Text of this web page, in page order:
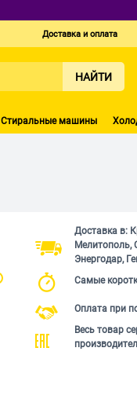
Доставка и оплата
НАЙТИ
Стиральные машины
Доставка в:
Мелитополь,
Энергодар,
Самые
Оплата при
Весь товар